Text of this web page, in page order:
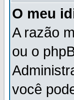
O meu
A razão
ou o
você